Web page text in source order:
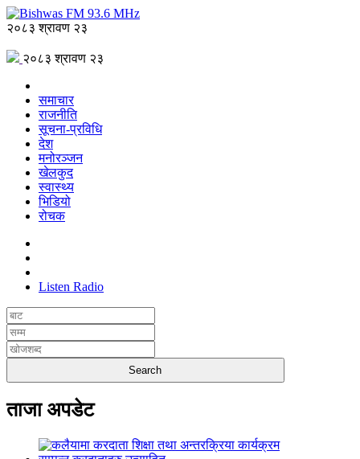
२०८३ श्रावण २३
२०८३ श्रावण २३
समाचार
राजनीति
सूचना-प्रविधि
देश
मनोरञ्जन
खेलकुद
स्वास्थ्य
भिडियो
रोचक
Listen Radio
ताजा अपडेट